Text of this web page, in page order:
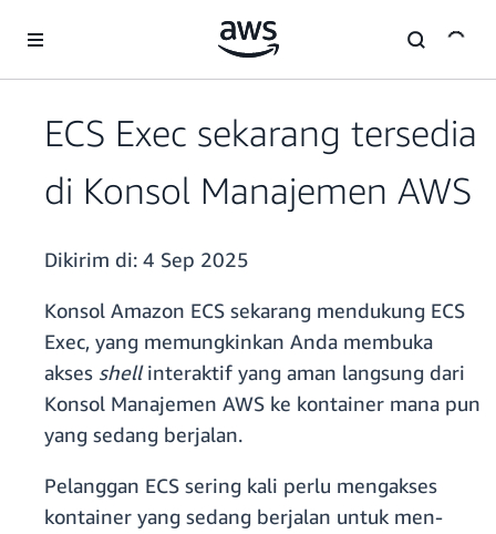
ECS Exec sekarang tersedia
di Konsol Manajemen AWS
Dikirim di: 4 Sep 2025
Konsol Amazon ECS sekarang mendukung ECS ​​
Exec, yang memungkinkan Anda membuka
akses shellinteraktif yang aman langsung dari
Konsol Manajemen AWS ke kontainer mana pun
yang sedang berjalan.
Pelanggan ECS sering kali perlu mengakses
kontainer yang sedang berjalan untuk men-